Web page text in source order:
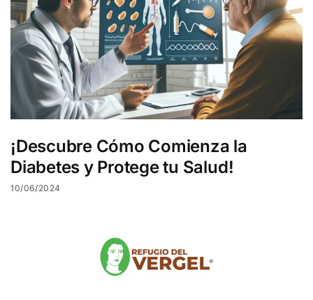
¡Descubre Cómo Comienza la
Diabetes y Protege tu Salud!
10/06/2024